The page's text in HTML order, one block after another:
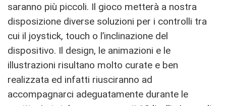
saranno più piccoli. Il gioco metterà a nostra
disposizione diverse soluzioni per i controlli tra
cui il joystick, touch o l’inclinazione del
dispositivo. Il design, le animazioni e le
illustrazioni risultano molto curate e ben
realizzata ed infatti riusciranno ad
accompagnarci adeguatamente durante le